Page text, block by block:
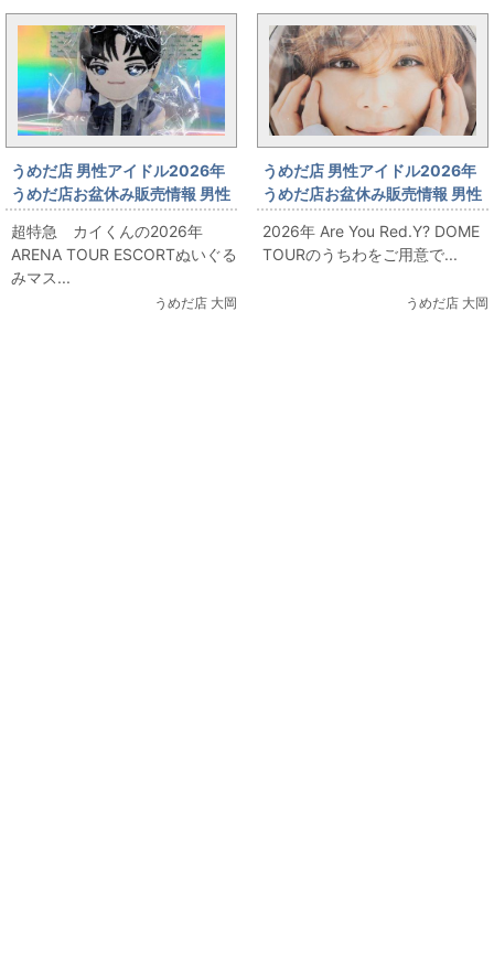
うめだ店 男性アイドル2026年
うめだ店お盆休み販売情報 男性
アイドルコーナー 「超特急 カイ
くんぬいぐるみ」 出します！
超特急 カイくんの2026年
ARENA TOUR ESCORTぬいぐる
みマス...
うめだ店 大岡
うめだ店 男性アイドル2026年
うめだ店お盆休み販売情報 男性
アイドルコーナー 「山田涼介さ
んうちわ」 出します！
2026年 Are You Red.Y? DOME
TOURのうちわをご用意で...
うめだ店 大岡